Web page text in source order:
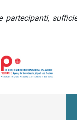
partecipanti,